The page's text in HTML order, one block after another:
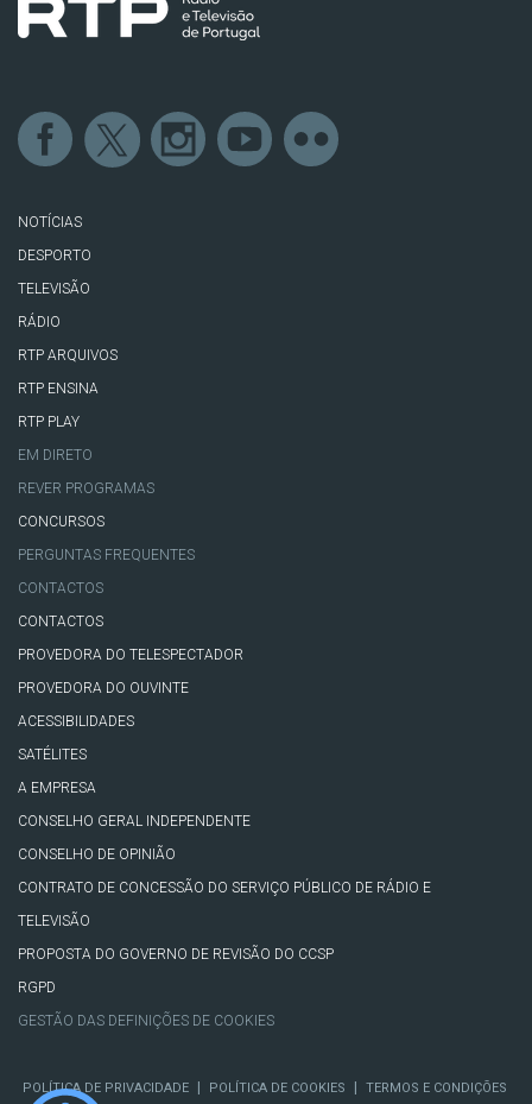
NOTÍCIAS
DESPORTO
TELEVISÃO
RÁDIO
RTP ARQUIVOS
RTP ENSINA
RTP PLAY
EM DIRETO
REVER PROGRAMAS
CONCURSOS
PERGUNTAS FREQUENTES
CONTACTOS
CONTACTOS
PROVEDORA DO TELESPECTADOR
PROVEDORA DO OUVINTE
ACESSIBILIDADES
SATÉLITES
A EMPRESA
CONSELHO GERAL INDEPENDENTE
CONSELHO DE OPINIÃO
CONTRATO DE CONCESSÃO DO SERVIÇO PÚBLICO DE RÁDIO E
TELEVISÃO
PROPOSTA DO GOVERNO DE REVISÃO DO CCSP
RGPD
GESTÃO DAS DEFINIÇÕES DE COOKIES
POLÍTICA DE PRIVACIDADE | POLÍTICA DE COOKIES | TERMOS E CONDIÇÕES